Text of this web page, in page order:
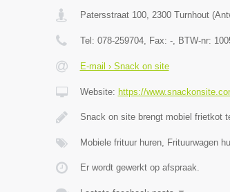
Patersstraat 100, 2300 Turnhout(
Tel: 078-259704, Fax: -, BTW-nr:
E-mail › Snack on site
Website: https://
Snack on site brengt mobiel frietkot
Mobiele frituur huren, Frituurwagen
Er wordt gewerkt op afspraak.